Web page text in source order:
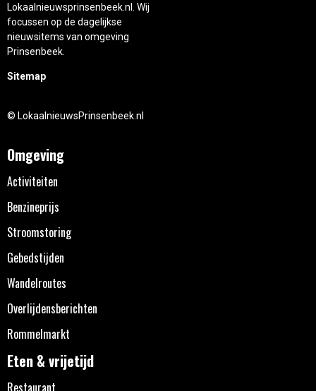
Lokaalnieuwsprinsenbeek.nl. Wij
focussen op de dagelijkse
nieuwsitems van omgeving
Prinsenbeek.
Sitemap
© LokaalnieuwsPrinsenbeek.nl
Omgeving
Activiteiten
Benzineprijs
Stroomstoring
Gebedstijden
Wandelroutes
Overlijdensberichten
Rommelmarkt
Eten & vrijetijd
Restaurant